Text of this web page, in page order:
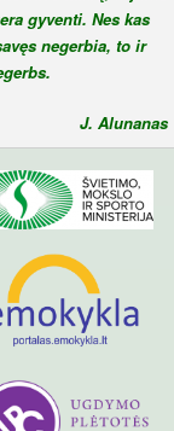
gyventi. Nes kas
negerbia, to ir
J. Alunanas